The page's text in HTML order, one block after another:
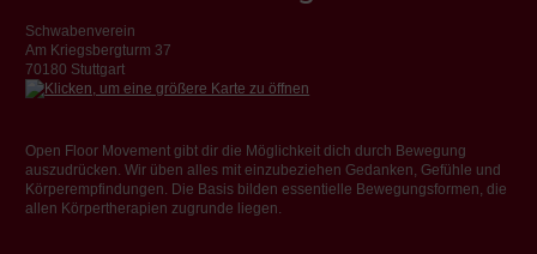
Schwabenverein
Am Kriegsbergturm 37
70180 Stuttgart
Open Floor Movement gibt dir die Möglichkeit dich durch Bewegung
auszudrücken. Wir üben alles mit einzubeziehen Gedanken, Gefühle und
Körperempfindungen. Die Basis bilden essentielle Bewegungsformen, die
allen Körpertherapien zugrunde liegen.